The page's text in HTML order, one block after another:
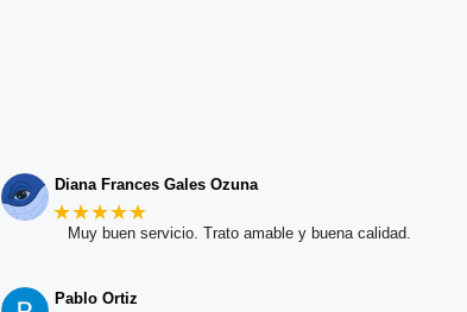
Diana Frances Gales Ozuna
★★★★★
Muy buen servicio. Trato amable y buena calidad.
Pablo Ortiz